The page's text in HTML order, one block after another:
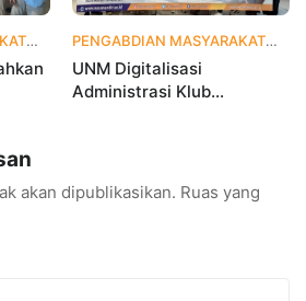
1 bulan yang lalu
PENGABDIAN MASYARAKAT
UNM Digitalisasi
Administrasi Klub
akan dipublikasikan. Ruas yang